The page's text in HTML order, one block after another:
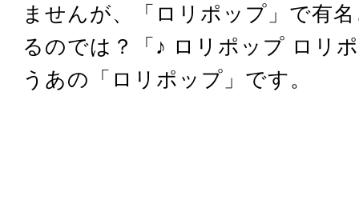
ませんが、「ロリポップ」で有
るのでは？「♪ ロリポップ ロリ
うあの「ロリポップ」です。